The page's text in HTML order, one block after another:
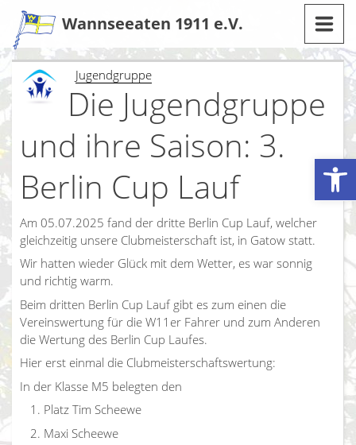
Werkzeugleiste öffnen
Zum
Inhalt
Wannseeaten 1911 e.V.
Jugendgruppe
Die Jugendgruppe
und ihre Saison: 3.
Berlin Cup Lauf
Am 05.07.2025 fand der dritte Berlin Cup Lauf, welcher
gleichzeitig unsere Clubmeisterschaft ist, in Gatow statt.
Wir hatten wieder Glück mit dem Wetter, es war sonnig
und richtig warm.
Beim dritten Berlin Cup Lauf gibt es zum einen die
Vereinswertung für die W11er Fahrer und zum Anderen
die Wertung des Berlin Cup Laufes.
Hier erst einmal die Clubmeisterschaftswertung:
In der Klasse M5 belegten den
Platz Tim Scheewe
Maxi Scheewe